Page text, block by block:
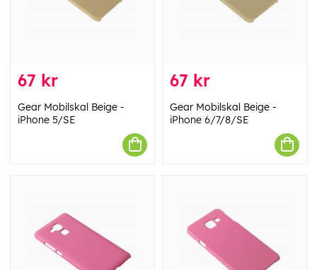
67 kr
Gear Mobilskal Beige -
iPhone 5/SE
67 kr
Gear Mobilskal Beige -
iPhone 6/7/8/SE